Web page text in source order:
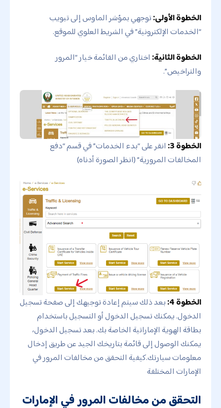
الخطوة الأولى:توجهي بمؤشر الماوس إلى تبويب
“الخدمات الإلكترونية” في الشريط العلوي للموقع.
الخطوة الثانية: اختاري من القائمة خيار “المرور
والتراخيص”.
الخطوة 3:
انقر على “بدء الخدمات” في قسم “دفع
المخالفات المرورية” (انظر الصورة أدناه)
الخطوة 4:
بعد ذلك سيتم إعادة توجيهك إلى صفحة تسجيل
الدخول. يمكنك تسجيل الدخول أو التسجيل باستخدام
بطاقة الهوية الإماراتية الخاصة بك. بعد تسجيل الدخول،
يمكنك الوصول إلى قائمة بتاريخك الجيد عن طريق إدخال
معلومات سيارتك.كيفية التحقق من مخالفات المرور في
الإمارات المختلفة
التحقق من مخالفات المرور في الإمارات